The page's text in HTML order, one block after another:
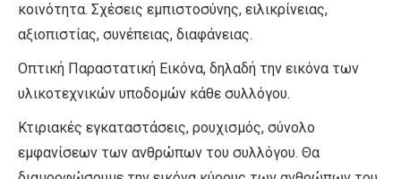
κοινότητα. Σχέσεις εμπιστοσύνης, ειλικρίνειας,
αξιοπιστίας, συνέπειας, διαφάνειας.
Οπτική Παραστατική Εικόνα, δηλαδή την εικόνα των
υλικοτεχνικών υποδομών κάθε συλλόγου.
Κτιριακές εγκαταστάσεις, ρουχισμός, σύνολο
εμφανίσεων των ανθρώπων του συλλόγου. Θα